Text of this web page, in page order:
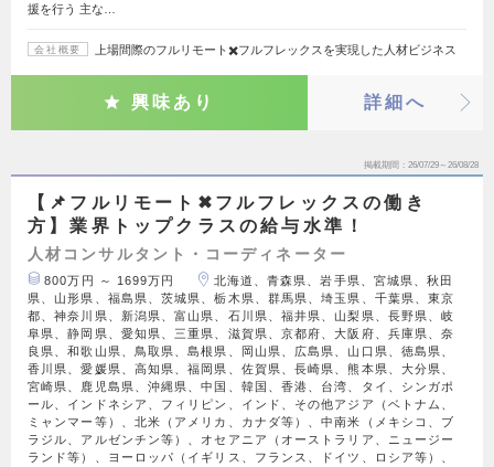
援を行う 主な…
会社概要 上場間際のフルリモート✖️フルフレックスを実現した人材ビジネス
興味あり 詳細へ
掲載期間 26/07/29～26/08/28
【📌フルリモート✖︎フルフレックスの働き
方】業界トップクラスの給与水準！
人材コンサルタント・コーディネーター
800万円 ～ 1699万円
北海道、青森県、岩手県、宮城県、秋田
県、山形県、福島県、茨城県、栃木県、群馬県、埼玉県、千葉県、東京
都、神奈川県、新潟県、富山県、石川県、福井県、山梨県、長野県、岐
阜県、静岡県、愛知県、三重県、滋賀県、京都府、大阪府、兵庫県、奈
良県、和歌山県、鳥取県、島根県、岡山県、広島県、山口県、徳島県、
香川県、愛媛県、高知県、福岡県、佐賀県、長崎県、熊本県、大分県、
宮崎県、鹿児島県、沖縄県、中国、韓国、香港、台湾、タイ、シンガポ
ール、インドネシア、フィリピン、インド、その他アジア（ベトナム、
ミャンマー等）、北米（アメリカ、カナダ等）、中南米（メキシコ、ブ
ラジル、アルゼンチン等）、オセアニア（オーストラリア、ニュージー
ランド等）、ヨーロッパ（イギリス、フランス、ドイツ、ロシア等）、